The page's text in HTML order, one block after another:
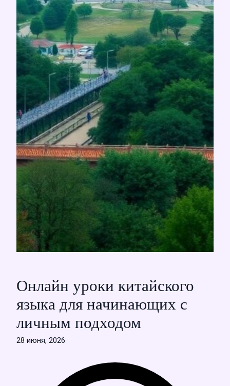
Онлайн уроки китайского
языка для начинающих с
личным подходом
28 июня, 2026